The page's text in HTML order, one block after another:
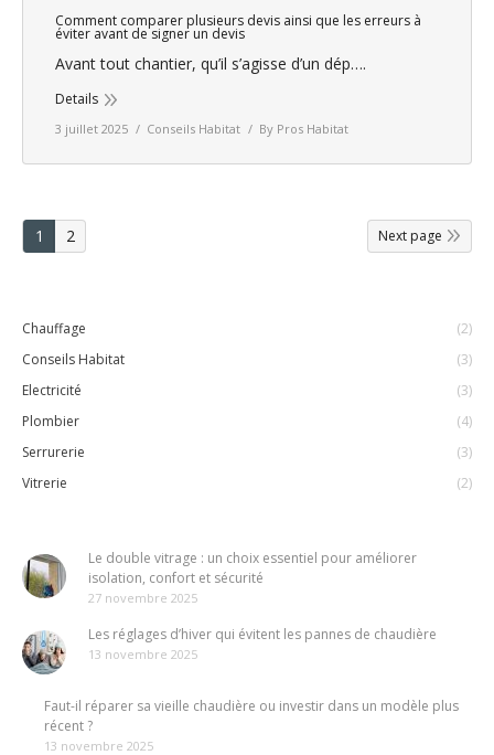
Comment comparer plusieurs devis ainsi que les erreurs à
éviter avant de signer un devis
Avant tout chantier, qu’il s’agisse d’un dép….
Details
3 juillet 2025 Conseils Habitat By Pros Habitat
1 2 Next page
Chauffage
(2)
Conseils Habitat
(3)
Electricité
(3)
Plombier
(4)
Serrurerie
(3)
Vitrerie
(2)
Le double vitrage : un choix essentiel pour améliorer
isolation, confort et sécurité
27 novembre 2025
Les réglages d’hiver qui évitent les pannes de chaudière
13 novembre 2025
Faut-il réparer sa vieille chaudière ou investir dans un modèle plus
récent ?
13 novembre 2025